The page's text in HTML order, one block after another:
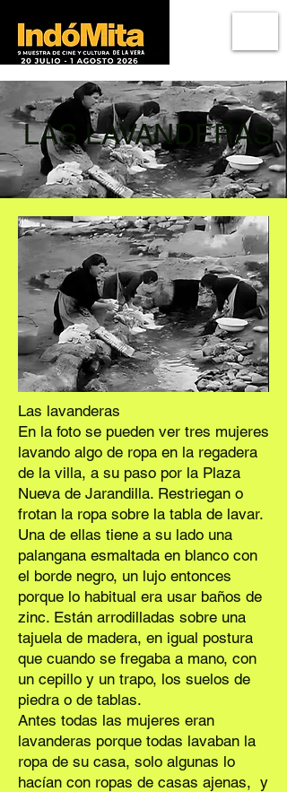
LAS LAVANDERAS
Las lavanderas
En la foto se pueden ver tres mujeres
lavando algo de ropa en la regadera
de la villa, a su paso por la Plaza
Nueva de Jarandilla. Restriegan o
frotan la ropa sobre la tabla de lavar.
Una de ellas tiene a su lado una
palangana esmaltada en blanco con
el borde negro, un lujo entonces
porque lo habitual era usar baños de
zinc. Están arrodilladas sobre una
tajuela de madera, en igual postura
que cuando se fregaba a mano, con
un cepillo y un trapo, los suelos de
piedra o de tablas.
Antes todas las mujeres eran
lavanderas porque todas lavaban la
ropa de su casa, solo algunas lo
hacían con ropas de casas ajenas, y